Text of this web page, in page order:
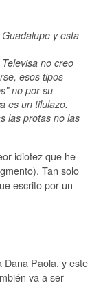
y esta
no creo
esos tipos
no por su
es un tilulazo.
las protas no las
idiotez que he
Tan solo
escrito por un
Dana Paola, y este
va a ser